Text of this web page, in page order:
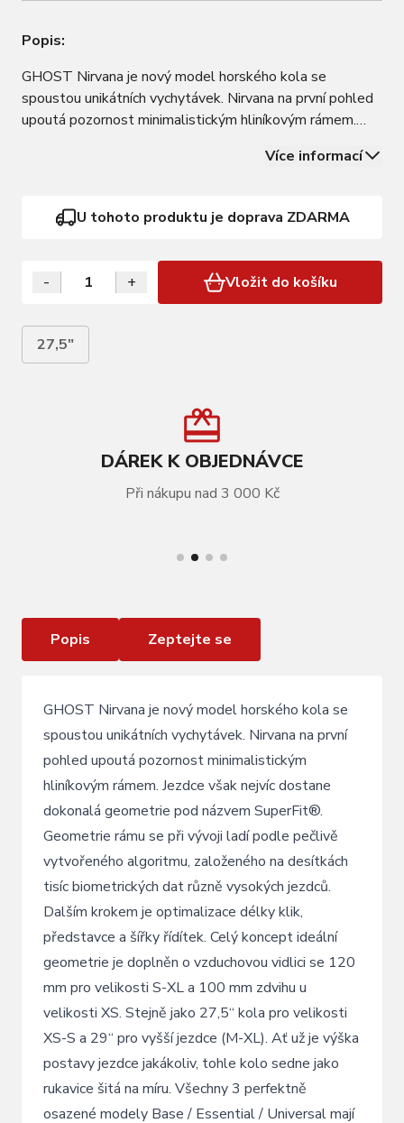
Popis:
GHOST Nirvana je nový model horského kola se
spoustou unikátních vychytávek. Nirvana na první pohled
upoutá pozornost minimalistickým hliníkovým rámem.
názvem SuperFit®. Geometrie rámu se při vývoji ladí
Více informací
U tohoto produktu je doprava ZDARMA
- + Vložit do košíku
27,5"
DÁREK K OBJEDNÁVCE
Při nákupu nad 3 000 Kč
GHOST Nirvana Tour 27.5 Pearl Light Grey/Dark
Popis Zeptejte se
GHOST Nirvana je nový model horského kola se
spoustou unikátních vychytávek. Nirvana na první
pohled upoutá pozornost minimalistickým
hliníkovým rámem. Jezdce však nejvíc dostane
dokonalá geometrie pod názvem SuperFit®.
Geometrie rámu se při vývoji ladí podle pečlivě
vytvořeného algoritmu, založeného na desítkách
tisíc biometrických dat různě vysokých jezdců.
Dalším krokem je optimalizace délky klik,
představce a šířky řídítek. Celý koncept ideální
geometrie je doplněn o vzduchovou vidlici se 120
mm pro velikosti S-XL a 100 mm zdvihu u
velikosti XS. Stejně jako 27,5“ kola pro velikosti
XS-S a 29“ pro vyšší jezdce (M-XL). Ať už je výška
postavy jezdce jakákoliv, tohle kolo sedne jako
rukavice šitá na míru. Všechny 3 perfektně
osazené modely Base / Essential / Universal mají